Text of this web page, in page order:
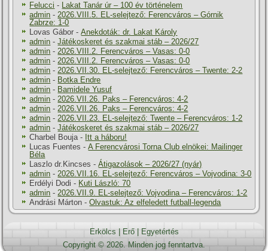
Felucci - Lakat Tanár úr – 100 év történelem
admin -2026.VIII.5. EL-selejtező: Ferencváros – Górnik
Zabrze: 1-0
Lovas Gábor -Anekdoták: dr. Lakat Károly
admin -Játékoskeret és szakmai stáb – 2026/27
admin -2026.VIII.2. Ferencváros – Vasas: 0-0
admin -2026.VIII.2. Ferencváros – Vasas: 0-0
admin -2026.VII.30. EL-selejtező: Ferencváros – Twente: 2-2
admin - Botka Endre
admin - Bamidele Yusuf
admin -2026.VII.26. Paks – Ferencváros: 4-2
admin -2026.VII.26. Paks – Ferencváros: 4-2
admin -2026.VII.23. EL-selejtező: Twente – Ferencváros: 1-2
admin -Játékoskeret és szakmai stáb – 2026/27
Charbel Bouja- Itt a háboru!
Lucas Fuentes -A Ferencvárosi Torna Club elnökei: Mailinger
Béla
Laszlo dr.Kincses -Átigazolások – 2026/27 (nyár)
admin -2026.VII.16. EL-selejtező: Ferencváros – Vojvodina: 3-0
Erdélyi Dodi - Kuti László: 70
admin -2026.VII.9. EL-selejtező: Vojvodina – Ferencváros: 1-2
Andrási Márton -Olvastuk: Az elfeledett futball-legenda
Erkölcs | Erő| Egyetértés
Copyright © 2026. Minden jog fenntartva.